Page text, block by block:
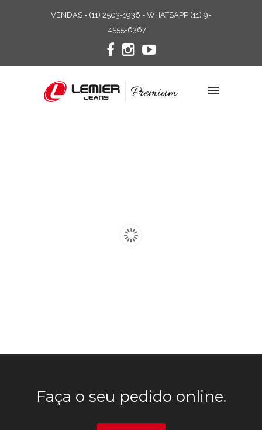
VENDAS - (11) 2503-1936 - WHATSAPP (11) 9-
4555-6367
Faça o seu pedido online.